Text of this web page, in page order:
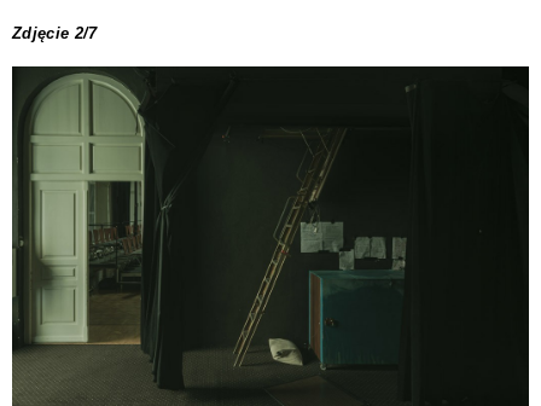
Zdjęcie 2/7